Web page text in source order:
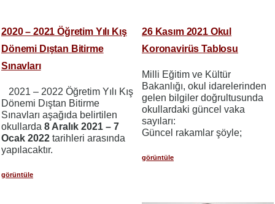
2020 – 2021 Öğretim Yılı Kış
Dönemi Dıştan Bitirme
Sınavları
2021 – 2022 Öğretim Yılı Kış
Dönemi Dıştan Bitirme
Sınavları aşağıda belirtilen
okullarda 8 Aralık 2021 – 7
Ocak 2022 tarihleri arasında
yapılacaktır.
görüntüle
26 Kasım 2021 Okul
Koronavirüs Tablosu
Milli Eğitim ve Kültür
Bakanlığı, okul idarelerinden
gelen bilgiler doğrultusunda
okullardaki güncel vaka
sayıları:
Güncel rakamlar şöyle;
görüntüle